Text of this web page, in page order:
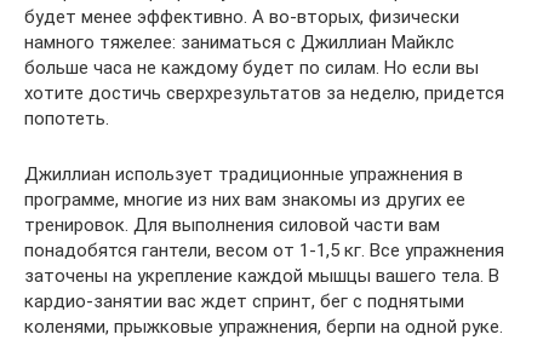
будет менее эффективно. А во-вторых, физически
намного тяжелее: заниматься с Джиллиан Майклс
больше часа не каждому будет по силам. Но если вы
хотите достичь сверхрезультатов за неделю, придется
попотеть.
Джиллиан использует традиционные упражнения в
программе, многие из них вам знакомы из других ее
тренировок. Для выполнения силовой части вам
понадобятся гантели, весом от 1-1,5 кг. Все упражнения
заточены на укрепление каждой мышцы вашего тела. В
кардио-занятии вас ждет спринт, бег с поднятыми
коленями, прыжковые упражнения, берпи на одной руке.